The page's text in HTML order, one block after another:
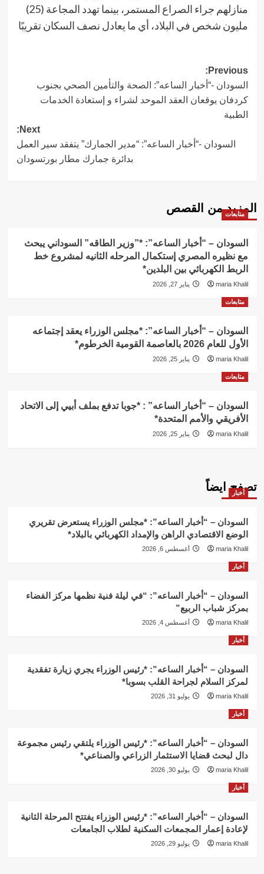
منازلهم جراء الصراع المستمر، بينما تهدد المجاعة (25)
مليون شخص في البلاد، أي ما يعادل نصف السكان تقريبًا
Post
navigation
Previous:
السودان -“أخبار الساعه”: الصحة والتأمين الصحي بجنوب
كردفان يوقعان العقد الموحد لشراء و إستعادة الخدمات
الطبية
Next:
السودان -“أخبار الساعه”: “مدير الجمارك” يتفقد سير العمل
بدائرة جمارك مطار بورتسودان
المزيد من القصص
متابعات
السودان – “أخبار الساعه”: *”وزير الطاقه” السوداني يبحث
مع نظيره المصري إستكمال المرحله الثانيه لمشروع خط
الربط الكهربائي بين البلدين*
maria Khalil يناير 27, 2026
متابعات
السودان – “أخبار الساعه”: *مجلس الوزراء يعقد إجتماعه
الأول للعام 2026 بالعاصمة القومية الخرطوم*
maria Khalil يناير 25, 2026
متابعات
السودان – “أخبار الساعه” : *جوبا تدفع بملف أبيي إلى الاتحاد
الأفريقي والأمم المتحدة*
maria Khalil يناير 25, 2026
تصفح ايضاً
أخبار
السودان – “أخبار الساعه”: *مجلس الوزراء يستعرض تقريري
الوضع الاقتصادي الراهن والإمداد الكهربائي بالبلاد*
maria Khalil أغسطس 6, 2026
أخبار
السودان – “أخبار الساعه”: “في ليلة فنية نظمها مركز الفضاء
بمركز شباب الربيع”
maria Khalil أغسطس 4, 2026
أخبار
السودان – “أخبار الساعه”: *رئيس الوزراء يجري زيارة تفقدية
لمركز السلام لجراحة القلب بسوبا*
maria Khalil يوليو 31, 2026
أخبار
السودان – “أخبار الساعه”: *رئيس الوزراء يلتقي رئيس مجموعة
دال لبحث قضايا الاستثمار الزراعي والصناعي*
maria Khalil يوليو 30, 2026
أخبار
السودان – “أخبار الساعه”: *رئيس الوزراء يفتتح المرحلة الثانية
لإعادة إعمار المجمعات السكنية لطلاب الجامعات
maria Khalil يوليو 29, 2026